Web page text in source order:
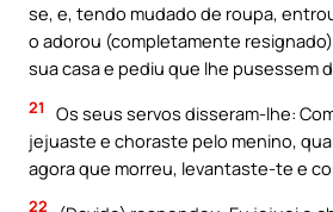
se, e, tendo mudado de roupa,
o adorou (completamente
sua casa e pediu que lhe pusessem
21
Os seus servos disseram-lhe:
jejuaste e choraste pelo menino,
agora que morreu, levantaste-te e
22